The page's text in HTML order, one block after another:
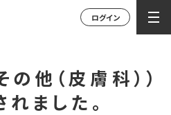
ログイン
他（皮膚科））
ました。